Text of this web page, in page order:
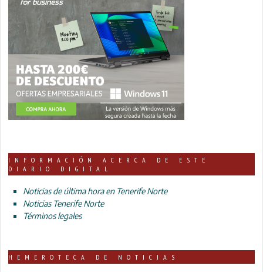
INFORMACIÓN ACERCA DE ESTE
DIARIO DIGITAL
Noticias de última hora en Tenerife Norte
Noticias Tenerife Norte
Términos legales
HEMEROTECA DE NOTICIAS